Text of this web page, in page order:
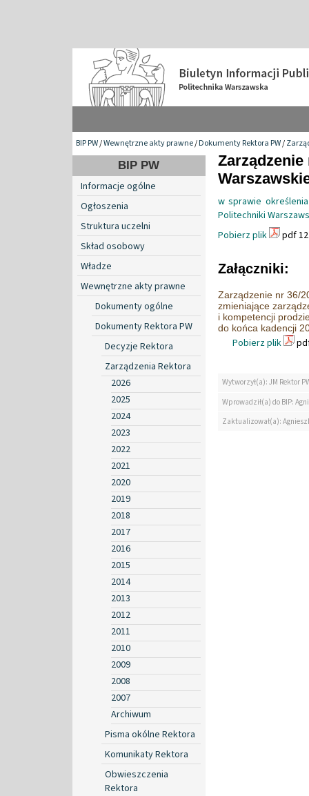
BIP PW/Wewnętrzne akty prawne/Dokumenty Rektora PW/
BIP PW
Informacje ogólne
Ogłoszenia
Struktura uczelni
Skład osobowy
Władze
Wewnętrzne akty prawne
Dokumenty ogólne
Dokumenty Rektora PW
Decyzje Rektora
Zarządzenia Rektora
2026
2025
2024
2023
2022
2021
2020
2019
2018
2017
2016
2015
2014
2013
2012
2011
2010
2009
2008
2007
Archiwum
Pisma okólne Rektora
Komunikaty Rektora
Obwieszczenia
Rektora
w sprawie
Politechniki
Pobierz plik
pdf
Załączniki:
Zarządzenie nr 36/
zmieniające
i kompetencji
do końca kadencji
Pobierz plik
Wytworzył(a): JM Rektor
Wprowadził(a) do BIP:
Zaktualizował(a):